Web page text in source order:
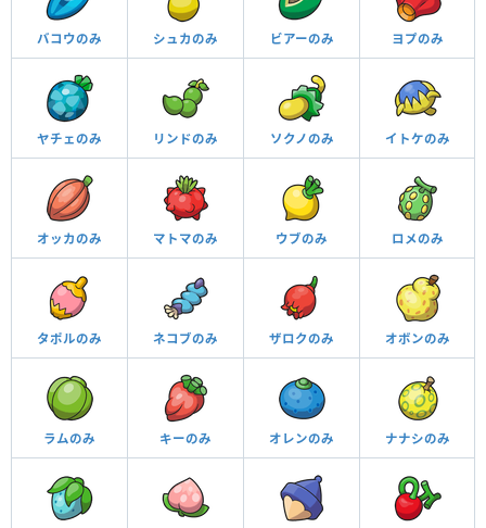
バコウのみ シュカのみ ビアーのみ ヨプのみ
ヤチェのみ リンドのみ ソクノのみ イトケのみ
オッカのみ マトマのみ ウブのみ ロメのみ
タポルのみ ネコブのみ ザロクのみ オボンのみ
ラムのみ キーのみ オレンのみ ナナシのみ